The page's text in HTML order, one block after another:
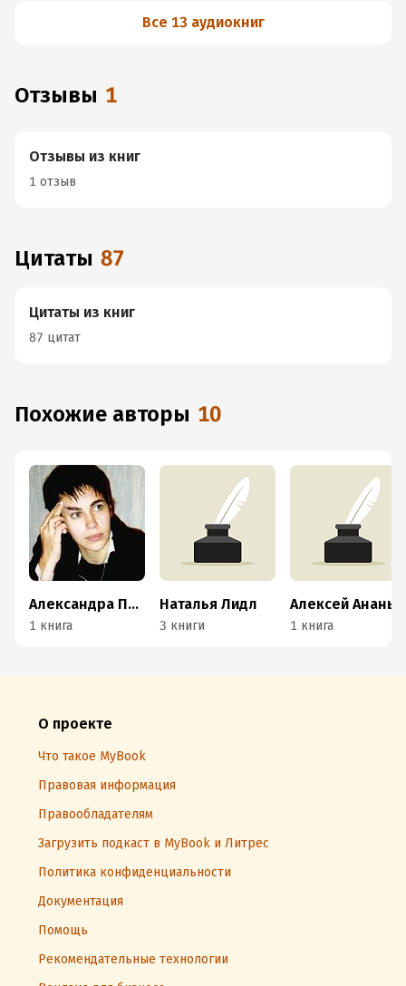
Все 13 аудиокниг
Отзывы 1
Отзывы из книг
1 отзыв
Цитаты 87
Цитаты из книг
87 цитат
Похожие авторы 10
Александра Петрова
1 книга
Наталья Лидл
3 книги 1 книга
О проекте
Что такое MyBook
Правовая информация
Правообладателям
Загрузить подкаст в MyBook и Литрес
Политика конфиденциальности
Документация
Помощь
Рекомендательные технологии